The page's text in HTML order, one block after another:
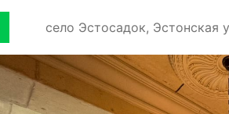
село Эстосадок, Эстонская